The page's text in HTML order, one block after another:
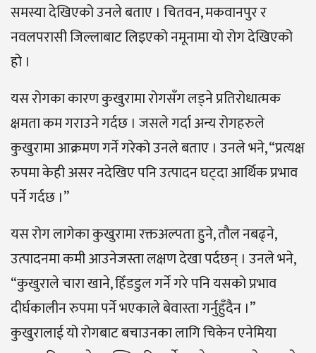
समस्या देखिएको उनले बताए । चितवन, मकवानपुर र
नवलपरासी जिल्लाबाट लिइएको नमूनामा यो रोग देखिएको
हो ।
यस रोगका कारण कुखुरामा रोगसँग लड्ने प्रतिरोधात्मक
क्षमता कम गराउने गर्दछ । जसले गर्दा अन्य रोगहरुले
कुखुरामा आक्रमण गर्ने गरेको उनले बताए । उनले भने, “प्रत्यक्ष
रुपमा केही असर नदेखिए पनि उत्पादन घट्दा आर्थिक प्रभाव
पर्ने गर्दछ ।”
यस रोग लागेका कुखुरामा रक्तअल्पता हुने, तौल नबढ्ने,
उत्पादनमा कमी आउनेजस्ता लक्षण देखा पर्दछन् । उनले भने,
“कुखुराले चारा खाने, हिँडडुल गर्ने गरे पनि यसको प्रभाव
दीर्घकालीन रुपमा पर्ने भएकाले बेवास्ता गर्नुहुँदैन ।”
कुखुरालाई यो रोगबाट बचाउनका लागि चिकेन एनेमिया